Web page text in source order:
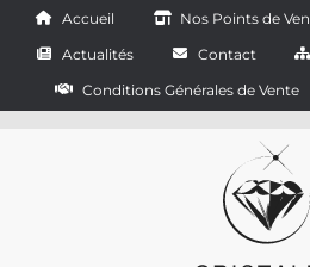
Accueil Nos Points de
Actualités
Contact
Conditions Générales de Vente